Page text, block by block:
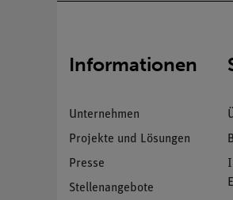
Informationen
Unternehmen
Projekte und Lösungen
Presse
Stellenangebote